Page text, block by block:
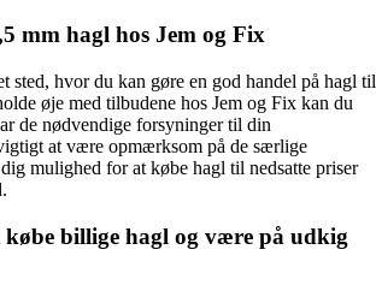
mm hagl hos Jem og Fix
sted, hvor du kan gøre en god handel på hagl til
øje med tilbudene hos Jem og Fix kan du
de nødvendige forsyninger til din
at være opmærksom på de særlige
mulighed for at købe hagl til nedsatte priser
købe billige hagl og være på udkig